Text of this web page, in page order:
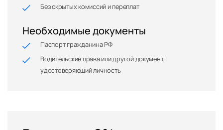
Без скрытых комиссий и переплат
Необходимые документы
Паспорт гражданина РФ
Водительские права или другой документ,
удостоверяющий личность